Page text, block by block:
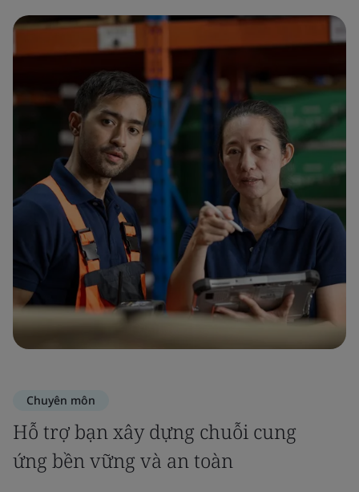
Chuyên môn
Hỗ trợ bạn xây dựng chuỗi cung
ứng bền vững và an toàn